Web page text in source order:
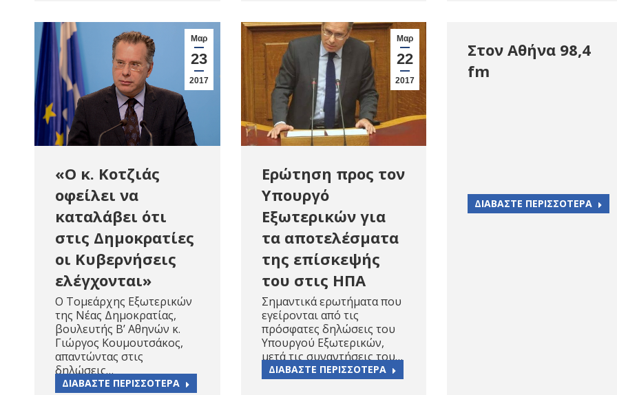
Μαρ
23
2017
«Ο κ. Κοτζιάς
οφείλει να
καταλάβει ότι
στις Δημοκρατίες
οι Κυβερνήσεις
ελέγχονται»
Ο Τομεάρχης Εξωτερικών
της Νέας Δημοκρατίας,
βουλευτής Β’ Αθηνών κ.
Γιώργος Κουμουτσάκος,
απαντώντας στις
δηλώσεις…
ΔΙΑΒΑΣΤΕ ΠΕΡΙΣΣΟΤΕΡΑ
Μαρ
22
2017
Ερώτηση προς τον
Υπουργό
Εξωτερικών για
τα αποτελέσματα
της επίσκεψής
του στις ΗΠΑ
Σημαντικά ερωτήματα που
εγείρονται από τις
πρόσφατες δηλώσεις του
Υπουργού Εξωτερικών,
μετά τις συναντήσεις του…
ΔΙΑΒΑΣΤΕ ΠΕΡΙΣΣΟΤΕΡΑ
Στον Αθήνα 98,4
fm
ΔΙΑΒΑΣΤΕ ΠΕΡΙΣΣΟΤΕΡΑ